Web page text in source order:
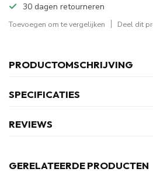
30 dagen retourneren
Toevoegen om te vergelijken Deel dit
PRODUCTOMSCHRIJVING
SPECIFICATIES
REVIEWS
GERELATEERDE PRODUCTEN